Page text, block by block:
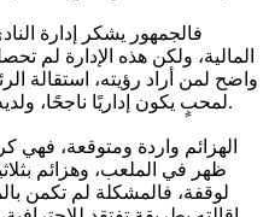
فالجمهور يشكر إدارة
المالية، ولكن هذه الإدارة لم
واضح لمن أراد رؤيته، استقالة
لمحبٍ يكون إداريًا ناجحًا، ولديه القدرة المالية لسد أي عجز مالي.
الهزائم واردة ومتوقعة، فهي
ظهر في الملعب، وهزائم
لوقفة، فالمشكلة لم تكمن